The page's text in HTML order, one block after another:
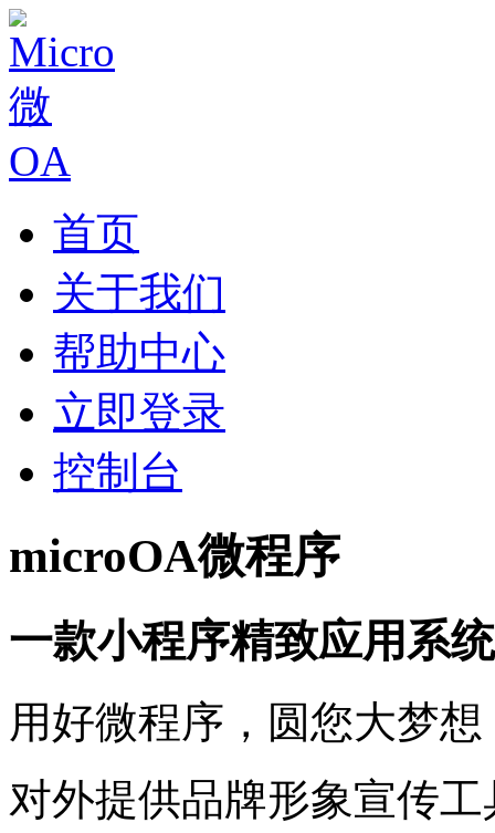
首页
关于我们
帮助中心
立即登录
控制台
microOA微程序
一款小程序精致应用系统
用好微程序，圆您大梦想
对外提供品牌形象宣传